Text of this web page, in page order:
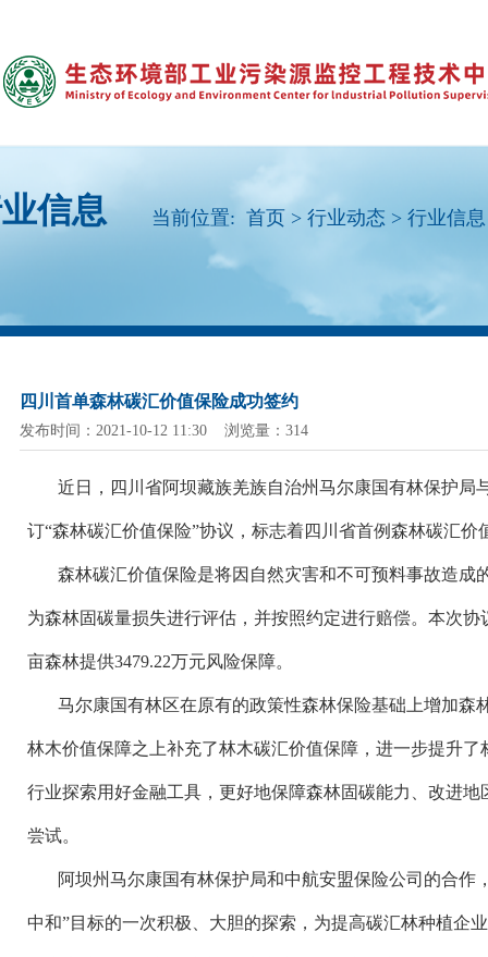
信息 当前位置: 首页 > 行业动态 > 行业信息
四川首单森林碳汇价值保险成功签约
发布时间：2021-10-12 11:30 浏览量：314
近日，四川省阿坝藏族羌族自治州马尔康国有林保护局
订“森林碳汇价值保险”协议，标志着四川省首例森林碳汇价
森林碳汇价值保险是将因自然灾害和不可预料事故造成
为森林固碳量损失进行评估，并按照约定进行赔偿。本次
亩森林提供3479.22万元风险保障。
马尔康国有林区在原有的政策性森林保险基础上增加森
林木价值保障之上补充了林木碳汇价值保障，进一步提升
行业探索用好金融工具，更好地保障森林固碳能力、改进
尝试。
阿坝州马尔康国有林保护局和中航安盟保险公司的合作
中和”目标的一次积极、大胆的探索，为提高碳汇林种植企